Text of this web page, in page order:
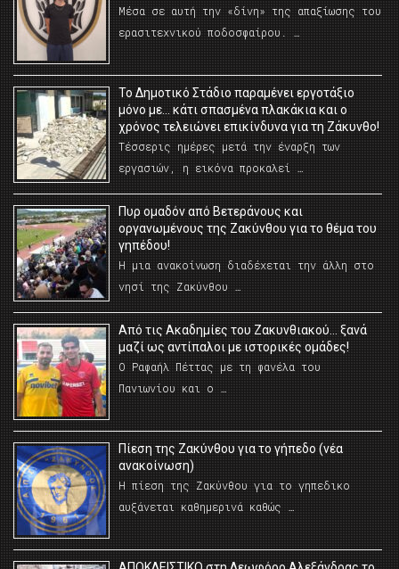
Μέσα σε αυτή την «δίνη» της απαξίωσης του
ερασιτεχνικού ποδοσφαίρου. …
Το Δημοτικό Στάδιο παραμένει εργοτάξιο
μόνο με… κάτι σπασμένα πλακάκια και ο
χρόνος τελειώνει επικίνδυνα για τη Ζάκυνθο!
Τέσσερις ημέρες μετά την έναρξη των
εργασιών, η εικόνα προκαλεί …
Πυρ ομαδόν από Βετεράνους και
οργανωμένους της Ζακύνθου για το θέμα του
γηπέδου!
Η μια ανακοίνωση διαδέχεται την άλλη στο
νησί της Ζακύνθου …
Από τις Ακαδημίες του Ζακυνθιακού… ξανά
μαζί ως αντίπαλοι με ιστορικές ομάδες!
Ο Ραφαήλ Πέττας με τη φανέλα του
Πανιωνίου και ο …
Πίεση της Ζακύνθου για το γήπεδο (νέα
ανακοίνωση)
Η πίεση της Ζακύνθου για το γηπεδικο
αυξάνεται καθημερινά καθώς …